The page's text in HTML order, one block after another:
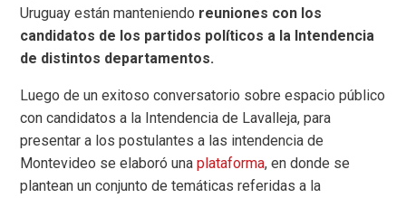
Uruguay están manteniendo reuniones con los
candidatos de los partidos políticos a la Intendencia
de distintos departamentos.
Luego de un exitoso conversatorio sobre espacio público
con candidatos a la Intendencia de Lavalleja, para
presentar a los postulantes a las intendencia de
Montevideo se elaboró unaplataforma, en donde se
plantean un conjunto de temáticas referidas a la